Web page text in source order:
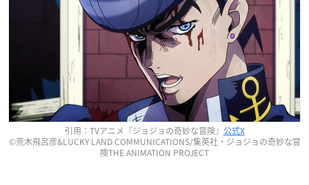
引用：TVアニメ『ジョジョの奇妙な冒険』 公式X
©荒木飛呂彦&LUCKY LAND COMMUNICATIONS/集英社・ジョジョの奇妙な冒
険THE ANIMATION PROJECT